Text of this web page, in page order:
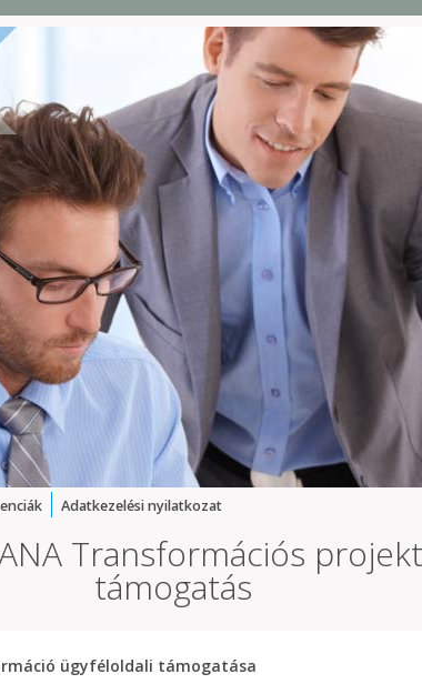
Adatkezelési nyilatkozat
Transformációs projekt
támogatás
ügyféloldali támogatása